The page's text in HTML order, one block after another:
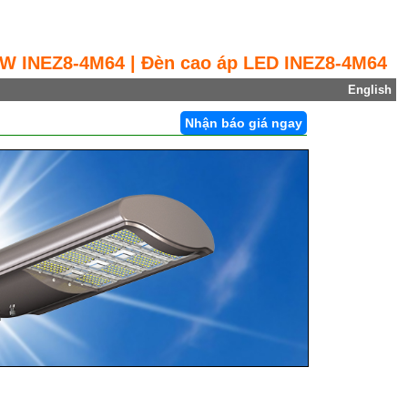
INEZ8-4M64 | Đèn cao áp LED INEZ8-4M64
English
Nhận báo giá ngay